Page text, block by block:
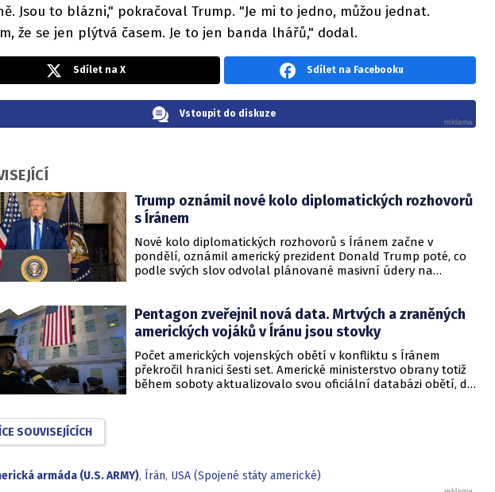
Jsou to blázni," pokračoval Trump. "Je mi to jedno, můžou jednat.
že se jen plýtvá časem. Je to jen banda lhářů," dodal.
Sdílet na X Sdílet na Facebooku
Vstoupit do diskuze
Trump oznámil nové kolo diplomatických rozhovorů
s Íránem
Nové kolo diplomatických rozhovorů s Íránem začne v
pondělí, oznámil americký prezident Donald Trump poté, co
podle svých slov odvolal plánované masivní údery na
Pentagon zveřejnil nová data. Mrtvých a zraněných
amerických vojáků v Íránu jsou stovky
Počet amerických vojenských obětí v konfliktu s Íránem
překročil hranici šesti set. Americké ministerstvo obrany totiž
během soboty aktualizovalo svou oficiální databázi obětí, do
netransparentnost při informování o skutečných ztrátách.
SOUVISEJÍCÍCH
armáda (U.S. ARMY), Írán, USA (Spojené státy americké)